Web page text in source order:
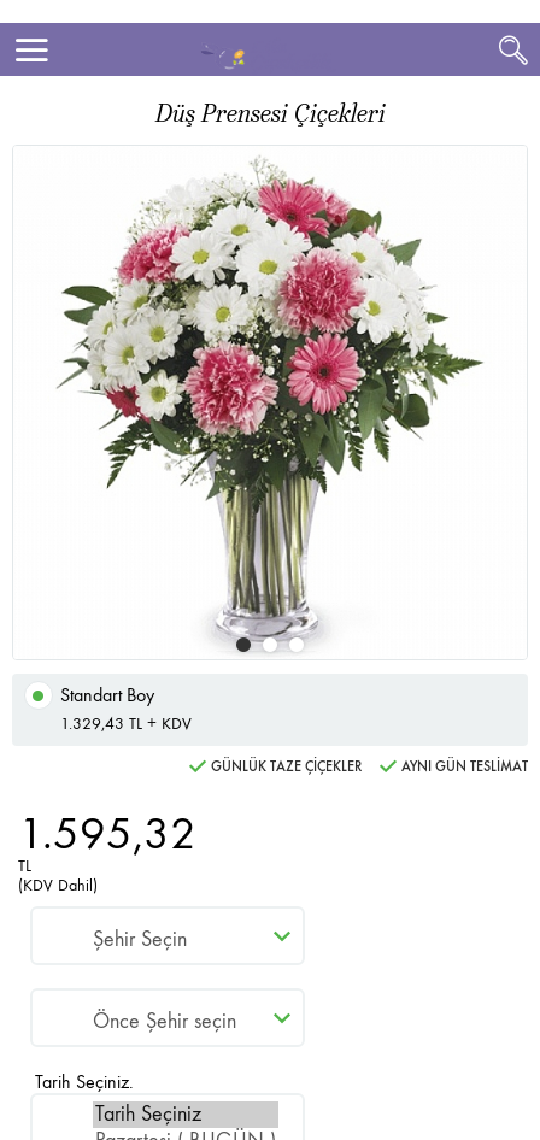
Düş Prensesi Çiçekleri
Standart Boy
1.329,43 TL + KDV
GÜNLÜK TAZE ÇİÇEKLER AYNI GÜN TESLİMAT
1.595,32
TL
(KDV Dahil)
Tarih Seçiniz.